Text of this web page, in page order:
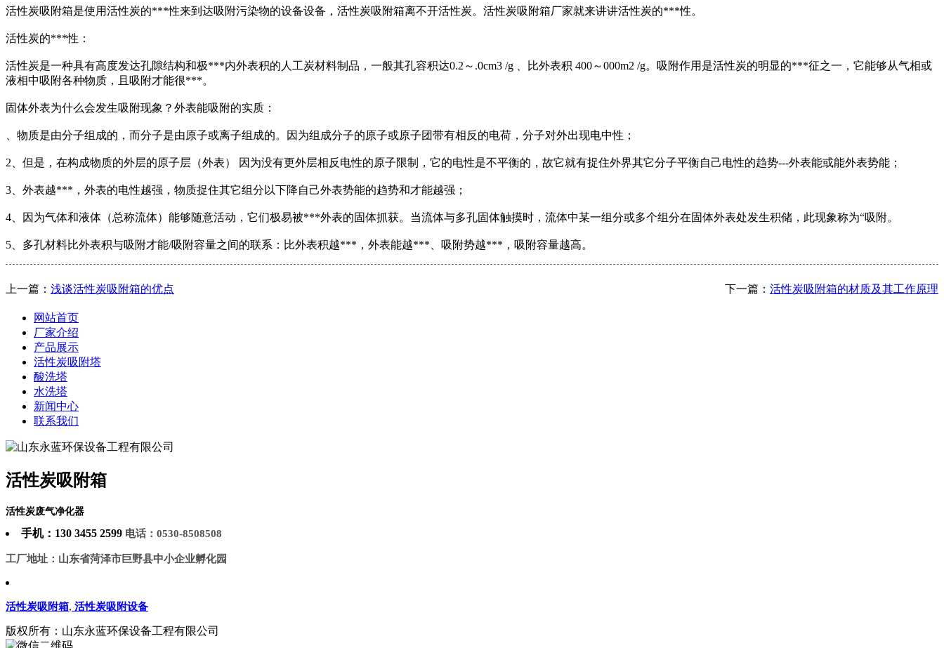
活性炭吸附箱是使用活性炭的***性来到达吸附污染物的设备设备，活性炭吸附箱离不开活性炭。活性炭吸附箱厂家就来讲讲活性炭的***性。
活性炭的***性：
活性炭是一种具有高度发达孔隙结构和极***内外表积的人工炭材料制品，一般其孔容积达0.2～.0cm3 /g 、比外表积 400～000m2 /g。吸附作用是活性炭的明显的***征之一，它能够从气相或
液相中吸附各种物质，且吸附才能很***。
固体外表为什么会发生吸附现象？外表能吸附的实质：
、物质是由分子组成的，而分子是由原子或离子组成的。因为组成分子的原子或原子团带有相反的电荷，分子对外出现电中性；
2、但是，在构成物质的外层的原子层（外表） 因为没有更外层相反电性的原子限制，它的电性是不平衡的，故它就有捉住外界其它分子平衡自己电性的趋势---外表能或能外表势能；
3、外表越***，外表的电性越强，物质捉住其它组分以下降自己外表势能的趋势和才能越强；
4、因为气体和液体（总称流体）能够随意活动，它们极易被***外表的固体抓获。当流体与多孔固体触摸时，流体中某一组分或多个组分在固体外表处发生积储，此现象称为“吸附。
5、多孔材料比外表积与吸附才能/吸附容量之间的联系：比外表积越***，外表能越***、吸附势越***，吸附容量越高。
上一篇： 浅谈活性炭吸附箱的优点 下一篇： 活性炭吸附箱的材质及其工作原理
网站首页
厂家介绍
产品展示
活性炭吸附塔
酸洗塔
水洗塔
新闻中心
联系我们
活性炭吸附箱
活性炭废气净化器
手机：130 3455 2599 电话：0530-8508508
工厂地址：山东省菏泽市巨野县中小企业孵化园
活性炭吸附箱, 活性炭吸附设备
版权所有：山东永蓝环保设备工程有限公司